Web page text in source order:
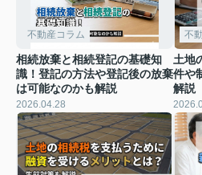
不動産コラム
相続放棄と相続登記の基礎知
識！登記の方法や登記後の放棄
は可能なのかも解説
2026.04.28
不
土地
件や
解説